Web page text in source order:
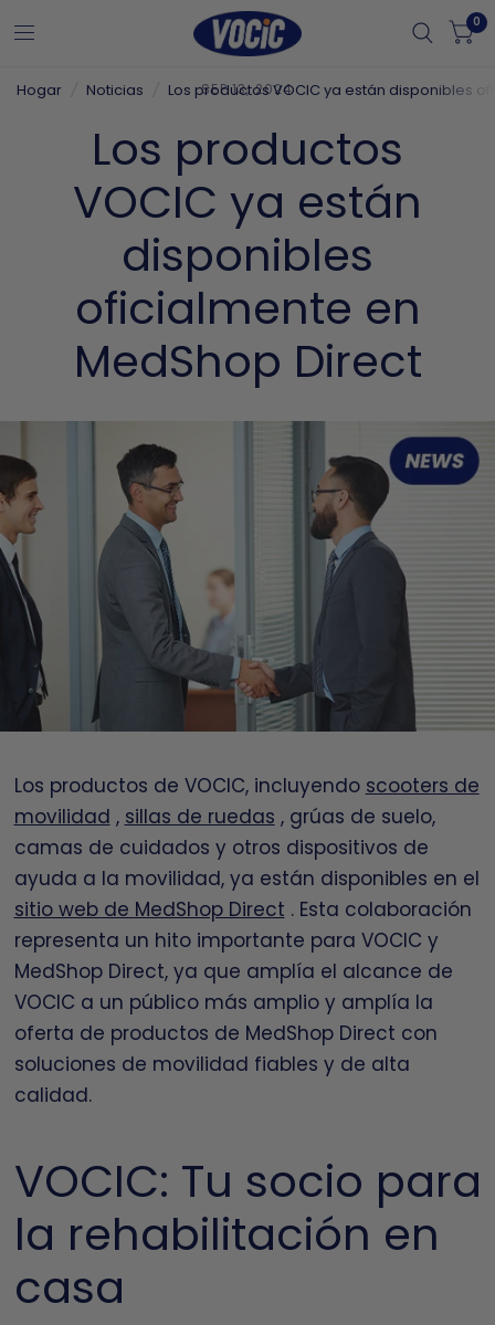
0
Hogar Noticias Los productos VOCIC ya están disponibles
SEP 13, 2024
Los productos
VOCIC ya están
disponibles
oficialmente en
MedShop Direct
Los productos de VOCIC, incluyendo scooters de
movilidad , sillas de ruedas , grúas de suelo,
camas de cuidados y otros dispositivos de
ayuda a la movilidad, ya están disponibles en el
sitio web de MedShop Direct . Esta colaboración
representa un hito importante para VOCIC y
MedShop Direct, ya que amplía el alcance de
VOCIC a un público más amplio y amplía la
oferta de productos de MedShop Direct con
soluciones de movilidad fiables y de alta
calidad.
VOCIC: Tu socio para
la rehabilitación en
casa